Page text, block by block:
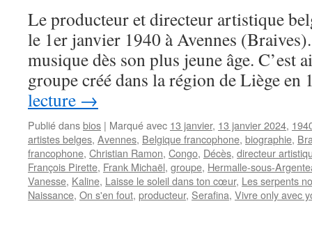
Le producteur et directeur artistique
le 1er janvier 1940 à Avennes (Braives).
musique dès son plus jeune âge. C’est
groupe créé dans la région de Liège
lecture →
Publié dansbios | Marqué avec 13 janvier, 13 janvier 2024,
artistes belges, Avennes, Belgique francophone, biographie,
francophone, Christian Ramon, Congo, Décès, directeur
François Pirette, Frank Michaël, groupe, Hermalle-sous-
Vanesse, Kaline, Laisse le soleil dans ton cœur, Les serpents
Naissance, On s'en fout, producteur, Serafina, Vivre only avec